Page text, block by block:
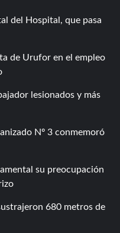
del Hospital, que pasa
de Urufor en el empleo
lesionados y más
Nº 3 conmemoró
su preocupación
680 metros de